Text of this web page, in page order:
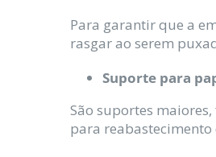
Para garantir que a
rasgar ao serem
Suporte para
São suportes
para